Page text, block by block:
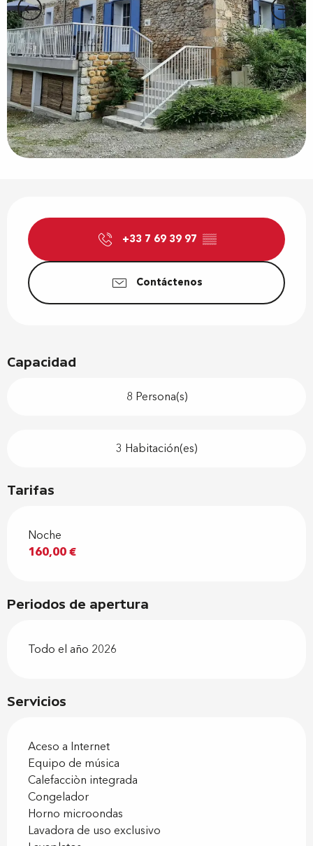
+33 7 69 39 97 ▒▒
Contáctenos
Capacidad
8 Persona(s)
3 Habitación(es)
Servicios
Aceso a Internet
Equipo de música
Calefacciòn integrada
Congelador
Horno microondas
Lavadora de uso exclusivo
Tarifas
Noche
160,00 €
Periodos de apertura
Todo el año 2026